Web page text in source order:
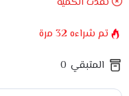
تم شراءه 32 مرة
المتبقي 0